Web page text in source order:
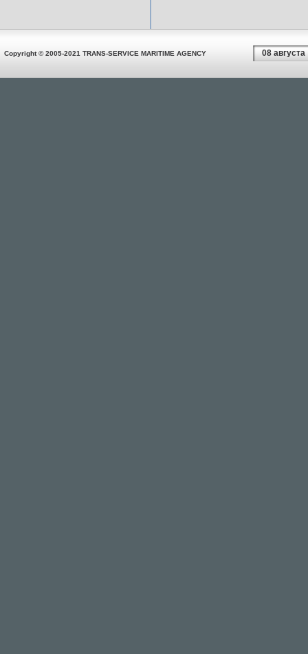
Copyright © 2005-2021 TRANS-SERVICE MARITIME AGENCY 08 августа